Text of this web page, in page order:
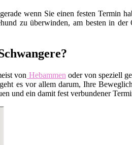
wenn Sie einen festen Termin
zu überwinden, am besten in
von Hebammen oder von speziell
es vor allem darum, Ihre
und ein damit fest verbundener